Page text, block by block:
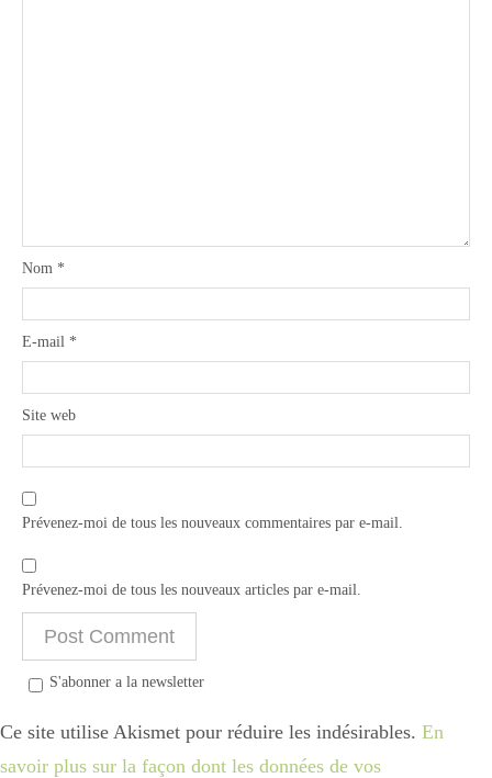
Nom *
E-mail *
Site web
Prévenez-moi de tous les nouveaux commentaires par e-mail.
Prévenez-moi de tous les nouveaux articles par e-mail.
S'abonner a la newsletter
Ce site utilise Akismet pour réduire les indésirables. En
savoir plus sur la façon dont les données de vos